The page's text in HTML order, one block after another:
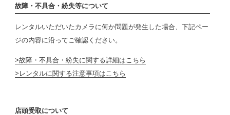
故障・不具合・紛失等について
レンタルいただいたカメラに何か問題が発生した場合、下記ペー
ジの内容に沿ってご確認ください。
故障・不具合・紛失に関する詳細はこちら
レンタルに関する注意事項はこちら
店頭受取について